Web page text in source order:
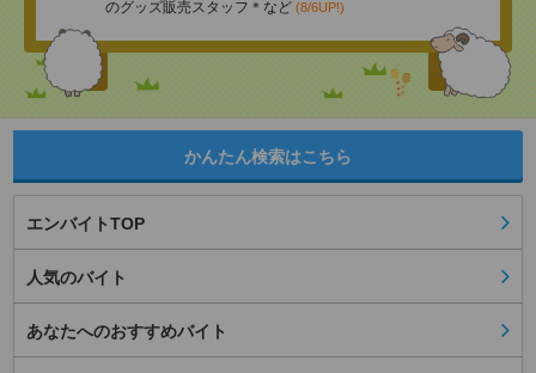
のグッズ販売スタッフ＊など (8/6UP!)
かんたん検索はこちら
エンバイトTOP
人気のバイト
あなたへのおすすめバイト